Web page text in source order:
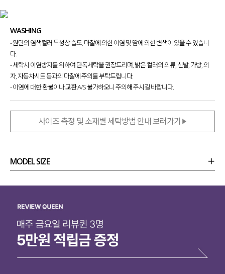
WASHING
- 원단의 염색컬러 특성상 습도, 마찰에 의한 이염 및 땀에 의한 변색이 있을 수 있습니
다.
- 세탁시 이염방지를 위하여 단독세탁을 권장드리며, 밝은 컬러의 의류, 신발, 가방, 의
자, 자동차시트 등과의 마찰에 주의를 부탁드립니다.
- 이염에 대한 환불이나 교환 A/S 불가하오니 주의해 주시길 바랍니다.
사이즈 측정 및 소재별 세탁방법 안내 보러가기
MODEL SIZE